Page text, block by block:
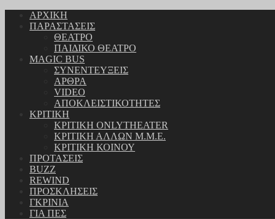
ΑΡΧΙΚΗ
ΠΑΡΑΣΤΑΣΕΙΣ
ΘΕΑΤΡΟ
ΠΑΙΔΙΚΟ ΘΕΑΤΡΟ
MAGIC BUS
ΣΥΝΕΝΤΕΥΞΕΙΣ
ΑΡΘΡΑ
VIDEO
ΑΠΟΚΛΕΙΣΤΙΚΟΤΗΤΕΣ
ΚΡΙΤΙΚΗ
ΚΡΙΤΙΚΗ ONLYTHEATER
ΚΡΙΤΙΚΗ ΑΛΛΩΝ Μ.Μ.Ε.
ΚΡΙΤΙΚΗ ΚΟΙΝΟΥ
ΠΡΟΤΑΣΕΙΣ
BUZZ
REWIND
ΠΡΟΣΚΛΗΣΕΙΣ
ΓΚΡΙΝΙΑ
ΓΙΑ ΠΕΣ